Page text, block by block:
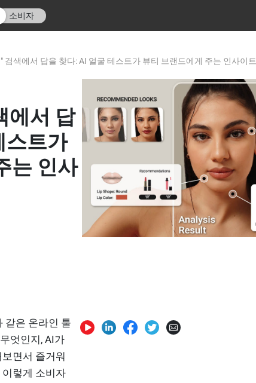
소비자
검색에서 답을 찾다: AI 얼굴 테스트가 뷰티 브랜드에게 주는 인사이트
에서 답
스트가
는 인사
같은 온라인 툴
엇인지, AI가
면서 즐거워
렇게 소비자